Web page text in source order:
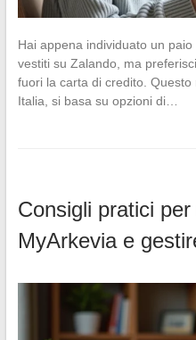
Hai appena individuato un
vestiti su Zalando, ma
fuori la carta di credito.
Italia, si basa su opzioni di…
Consigli pratici
MyArkevia e